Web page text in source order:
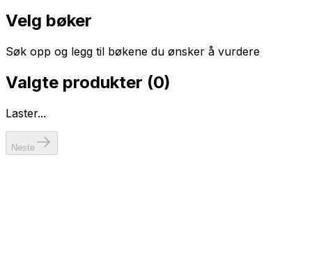
Velg bøker
Søk opp og legg til bøkene du ønsker å vurdere
Valgte produkter (0)
Laster...
Neste